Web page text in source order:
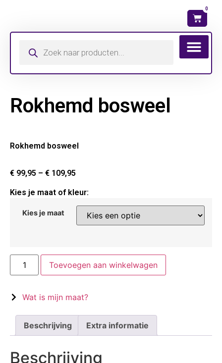
0
Rokhemd bosweel
Rokhemd bosweel
€ 99,95 – € 109,95
Kies je maat of kleur:
Kies je maat
Toevoegen aan winkelwagen
Wat is mijn maat?
Beschrijving Extra informatie
Beschrijving